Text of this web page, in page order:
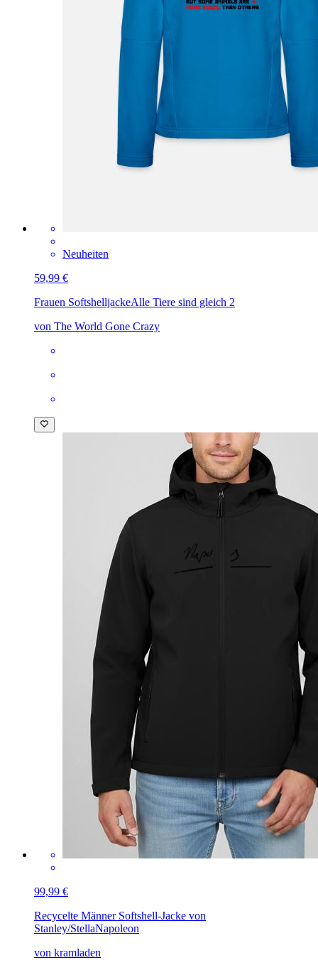
Neuheiten
59,99 €
Frauen SoftshelljackeAlle Tiere sind gleich 2
von The World Gone Crazy
99,99 €
Recycelte Männer Softshell-Jacke von
Stanley/StellaNapoleon
von kramladen